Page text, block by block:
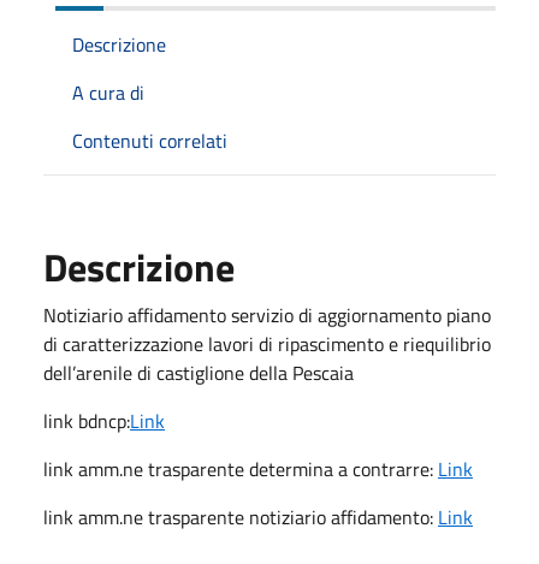
Descrizione
A cura di
Contenuti correlati
Descrizione
Notiziario affidamento servizio di aggiornamento piano
di caratterizzazione lavori di ripascimento e riequilibrio
dell’arenile di castiglione della Pescaia
link bdncp:Link
link amm.ne trasparente determina a contrarre: Link
link amm.ne trasparente notiziario affidamento: Link